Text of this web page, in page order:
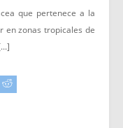
que pertenece a la
en zonas tropicales de